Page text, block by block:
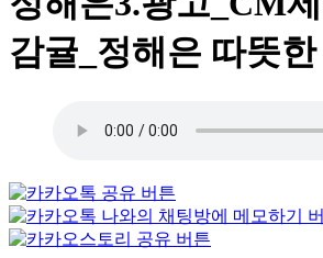
감귤_정해은 따뜻한